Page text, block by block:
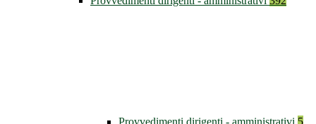
Provvedimenti dirigenti - amministrativi 5